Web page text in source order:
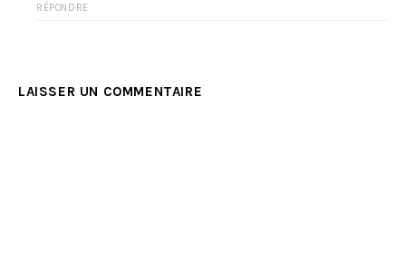
RÉPONDRE
LAISSER UN COMMENTAIRE